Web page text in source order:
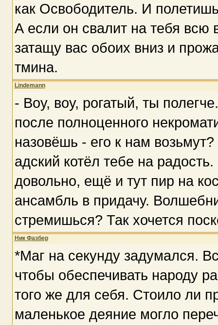
как Освободитель. И
А если он свалит на тебя всю
затащу вас обоих вниз и
тмина.
Lindemann
- Воу, воу, рогатый, ты
после полноценного
назовёшь - его к нам
адский котёл тебе на
довольно, ещё и тут пир на
ансамбль в придачу.
стремишься? Так хочется
Ник Фазбер
*Маг на секунду задумался.
чтобы обеспечивать народу
того же для себя. Стоило ли
маленькое деяние могло